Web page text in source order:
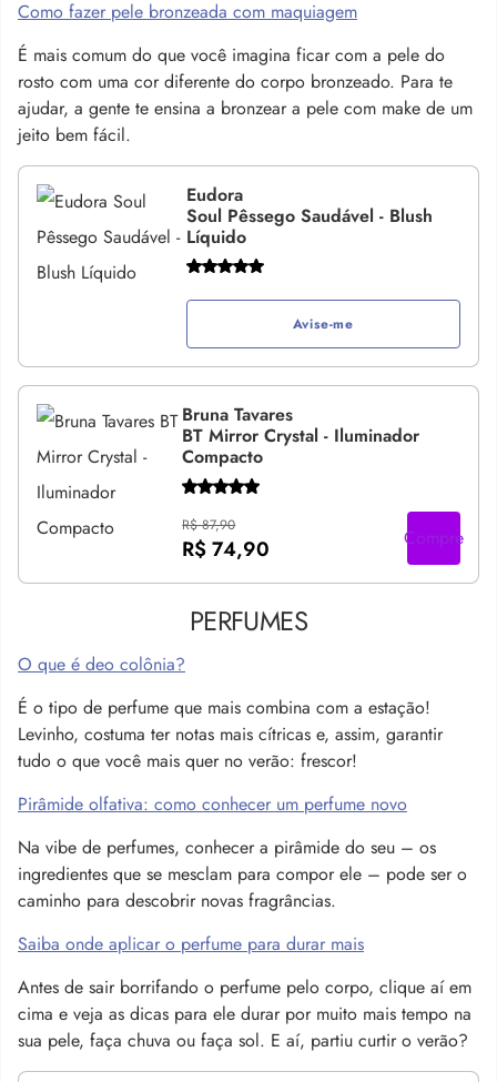
Como fazer pele bronzeada com maquiagem
É mais comum do que você imagina ficar com a pele do
rosto com uma cor diferente do corpo bronzeado. Para te
ajudar, a gente te ensina a bronzear a pele com make de um
jeito bem fácil.
Eudora
Soul Pêssego Saudável - Blush
Líquido
Avise-me
Bruna Tavares
BT Mirror Crystal - Iluminador
Compacto
R$ 87,90
R$ 74,90 Compre
PERFUMES
O que é deo colônia?
É o tipo de perfume que mais combina com a estação!
Levinho, costuma ter notas mais cítricas e, assim, garantir
tudo o que você mais quer no verão: frescor!
Pirâmide olfativa: como conhecer um perfume novo
Na vibe de perfumes, conhecer a pirâmide do seu – os
ingredientes que se mesclam para compor ele – pode ser o
caminho para descobrir novas fragrâncias.
Saiba onde aplicar o perfume para durar mais
Antes de sair borrifando o perfume pelo corpo, clique aí em
cima e veja as dicas para ele durar por muito mais tempo na
sua pele, faça chuva ou faça sol. E aí, partiu curtir o verão?